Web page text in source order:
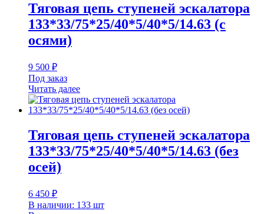
Тяговая цепь ступеней эскалатора
133*33/75*25/40*5/40*5/14.63 (с
осями)
9 500 ₽
Под заказ
Читать далее
Тяговая цепь ступеней эскалатора
133*33/75*25/40*5/40*5/14.63 (без
осей)
6 450 ₽
В наличии: 133 шт